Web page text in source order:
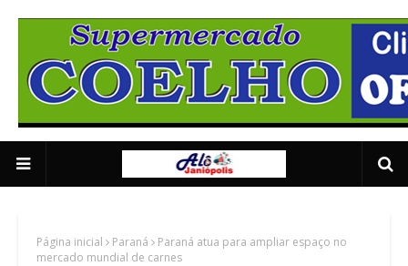
Página inicial Paraná
Paraná atua para ampliar espaço no
mercado mundial de carnes